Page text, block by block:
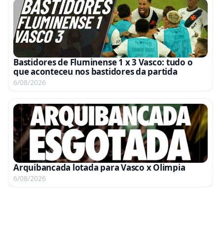
Bastidores de Fluminense 1 x 3 Vasco: tudo o
que aconteceu nos bastidores da partida
6/08/2026
Arquibancada lotada para Vasco x Olimpia
6/08/2026